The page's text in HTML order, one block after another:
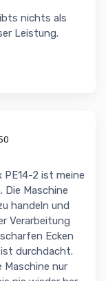
nichts als
Leistung.
PE14-2 ist meine
Die Maschine
handeln und
Verarbeitung
Ecken
durchdacht.
nur